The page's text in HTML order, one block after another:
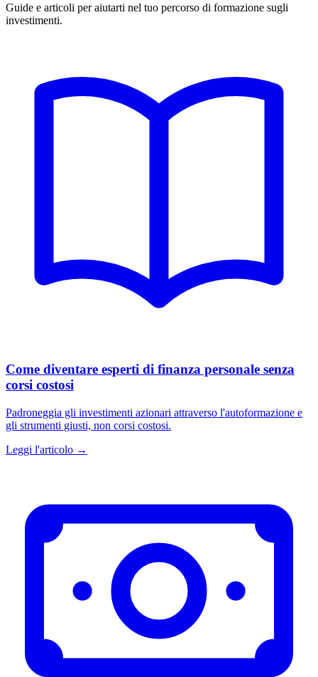
Guide e articoli per aiutarti nel tuo percorso di formazione sugli
investimenti.
Come diventare esperti di finanza personale senza
corsi costosi
Padroneggia gli investimenti azionari attraverso l'autoformazione e
gli strumenti giusti, non corsi costosi.
Leggi l'articolo →